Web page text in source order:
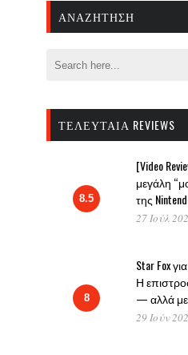
ΑΝΑΖΉΤΗΣΗ
ΤΕΛΕΥΤΑΊΑ REVIEWS
8.5
[Video
μεγάλη
της
27 Ιούλ
8
Star Fox
Η
— αλλά
29 Ιούν